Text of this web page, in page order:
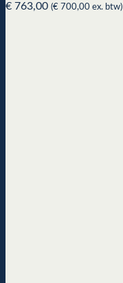
€ 763,00 (€ 700,00 ex. btw)